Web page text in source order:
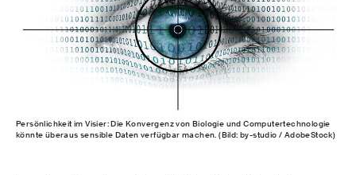
Persönlichkeit im Visier: Die Konvergenz von Biologie und Computertechnologie
könnte überaus sensible Daten verfügbar machen. (Bild: by-​studio / AdobeStock)